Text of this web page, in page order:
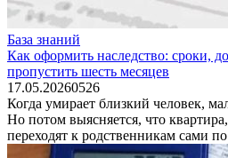
База знаний
Как оформить наследство: сроки,
пропустить шесть месяцев
17.05.20260526
Когда умирает близкий человек,
Но потом выясняется, что
переходят к родственникам сами по